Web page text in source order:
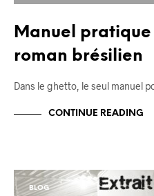
Manuel
roman brésilien
Dans le ghetto, le seul manuel
CONTINUE READING
BLOG